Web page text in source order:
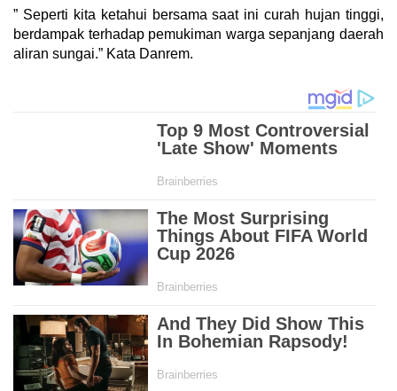
” Seperti kita ketahui bersama saat ini curah hujan tinggi,
berdampak terhadap pemukiman warga sepanjang daerah
aliran sungai.” Kata Danrem.